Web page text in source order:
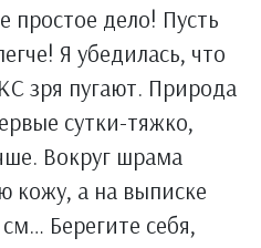
простое дело! Пусть
Я убедилась, что
зря пугают. Природа
сутки-тяжко,
Вокруг шрама
кожу, а на выписке
Берегите себя,